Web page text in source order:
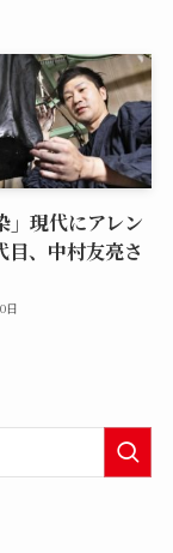
」現代にアレン
目、中村友亮さ
日